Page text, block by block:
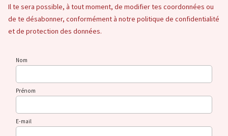
Il te sera possible, à tout moment, de modifier tes coordonnées ou
de te désabonner, conformément à notre politique de confidentialité
et de protection des données.
Nom
Prénom
E-mail